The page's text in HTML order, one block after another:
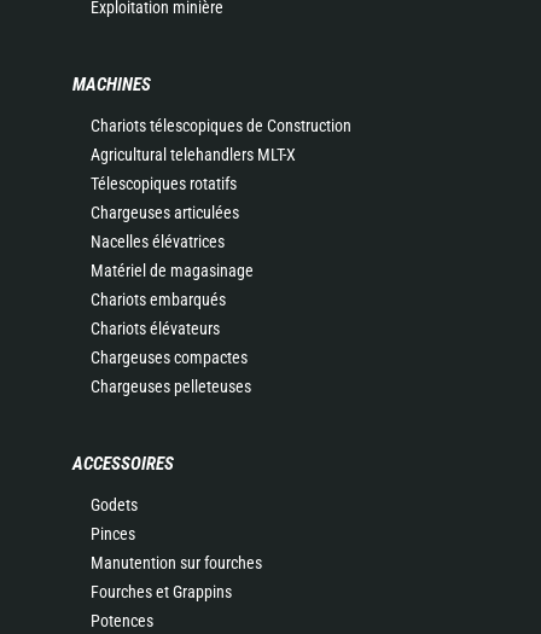
Exploitation minière
MACHINES
Chariots télescopiques de Construction
Agricultural telehandlers MLT-X
Télescopiques rotatifs
Chargeuses articulées
Nacelles élévatrices
Matériel de magasinage
Chariots embarqués
Chariots élévateurs
Chargeuses compactes
Chargeuses pelleteuses
ACCESSOIRES
Godets
Pinces
Manutention sur fourches
Fourches et Grappins
Potences